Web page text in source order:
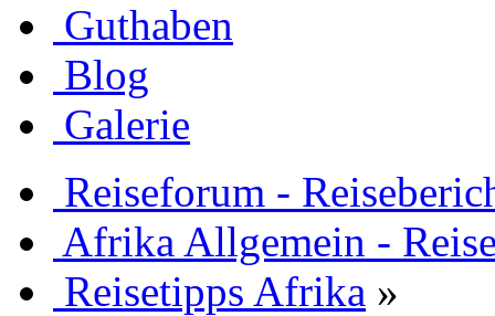
Guthaben
Blog
Galerie
Reiseforum -
Afrika Allgemein -
Reisetipps Afrika »